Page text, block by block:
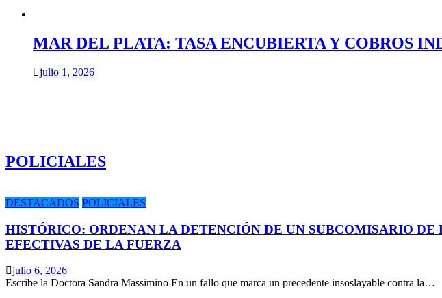
MAR DEL PLATA: TASA ENCUBIERTA Y COBROS
julio 1, 2026
POLICIALES
DESTACADOS POLICIALES
HISTÓRICO: ORDENAN LA DETENCIÓN DE UN SUBCOMISARIO
EFECTIVAS DE LA FUERZA
julio 6, 2026
Escribe la Doctora Sandra Massimino En un fallo que marca un precedente insoslayable contra la…